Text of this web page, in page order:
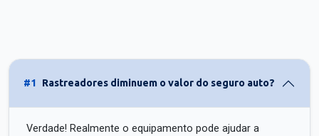
#1 Rastreadores diminuem o valor do seguro auto?
Verdade! Realmente o equipamento pode ajudar a